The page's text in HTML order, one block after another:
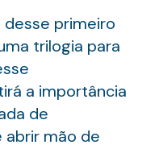
desse primeiro
trilogia para
a importância
de
abrir mão de